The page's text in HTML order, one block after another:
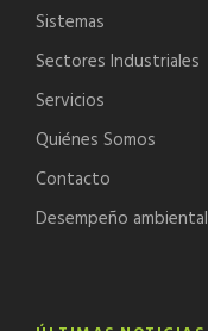
Sistemas
Sectores Industriales
Servicios
Quiénes Somos
Contacto
Desempeño ambiental